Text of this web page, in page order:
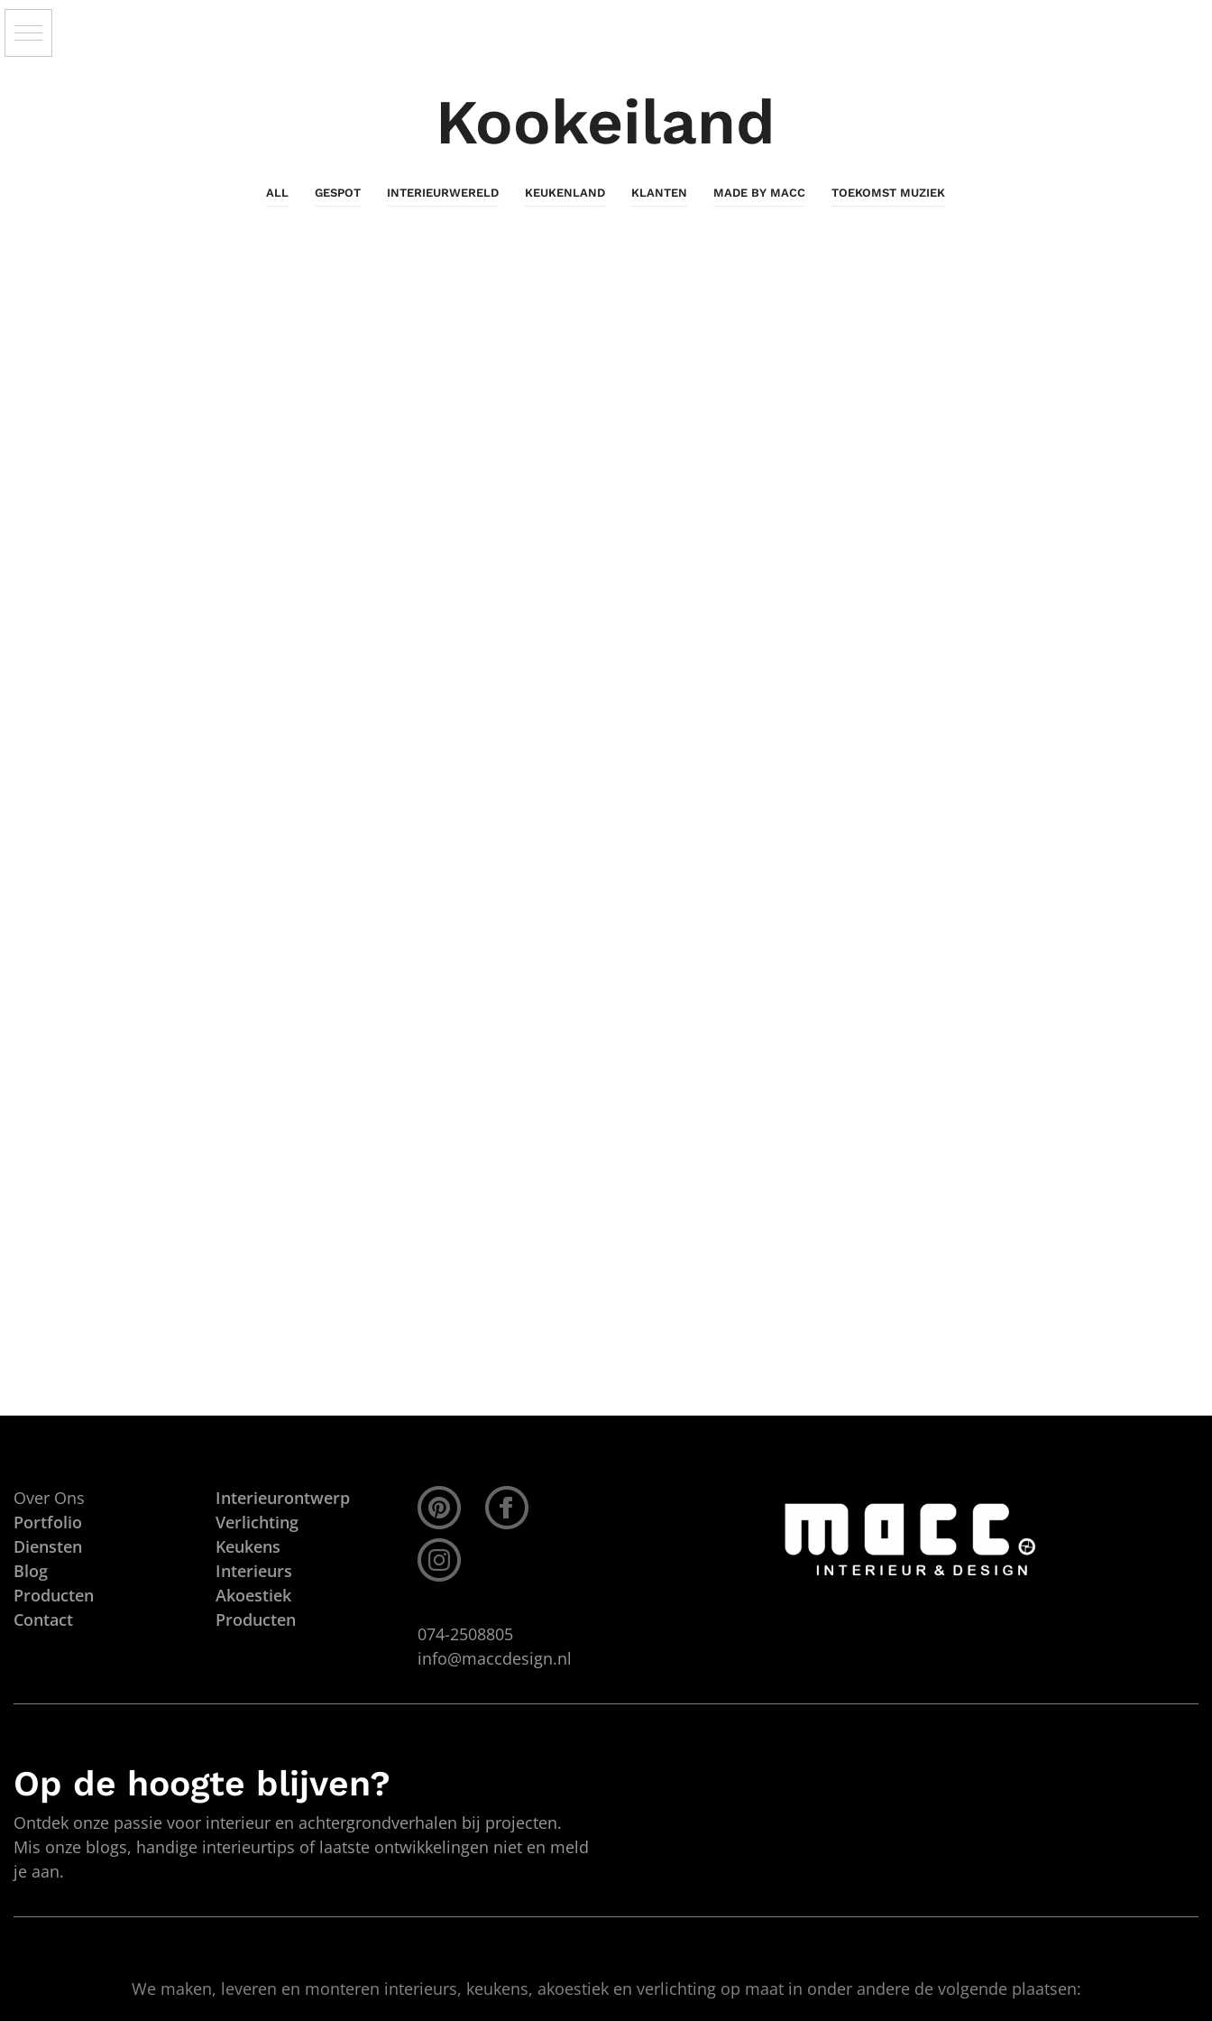
Kookeiland
ALL GESPOT INTERIEURWERELD KEUKENLAND KLANTEN MADE BY MACC TOEKOMST MUZIEK
Over Ons
Portfolio
Diensten
Blog
Producten
Contact
Interieurontwerp
Verlichting
Keukens
Interieurs
Akoestiek
Producten
074-2508805
info@maccdesign.nl
Op de hoogte blijven?
Ontdek onze passie voor interieur en achtergrondverhalen bij projecten.
Mis onze blogs, handige interieurtips of laatste ontwikkelingen niet en meld
je aan.
We maken, leveren en monteren interieurs, keukens, akoestiek en verlichting op maat in onder andere de volgende plaatsen: